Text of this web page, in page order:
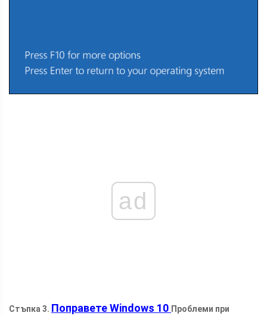
ad
Стъпка 3. Поправете Windows 10 Проблеми при